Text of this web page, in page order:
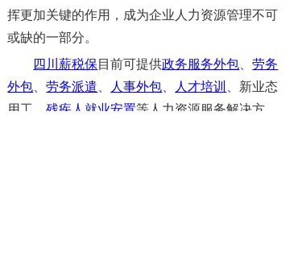
挥更加关键的作用，成为企业人力资源管理不可
或缺的一部分。
四川薪税保 目前可提供政务服务外包 、劳务
外包 、劳务派遣 人事外包 人才培训
、新业态
用工、残疾人就业安置等人力资源服务解决方